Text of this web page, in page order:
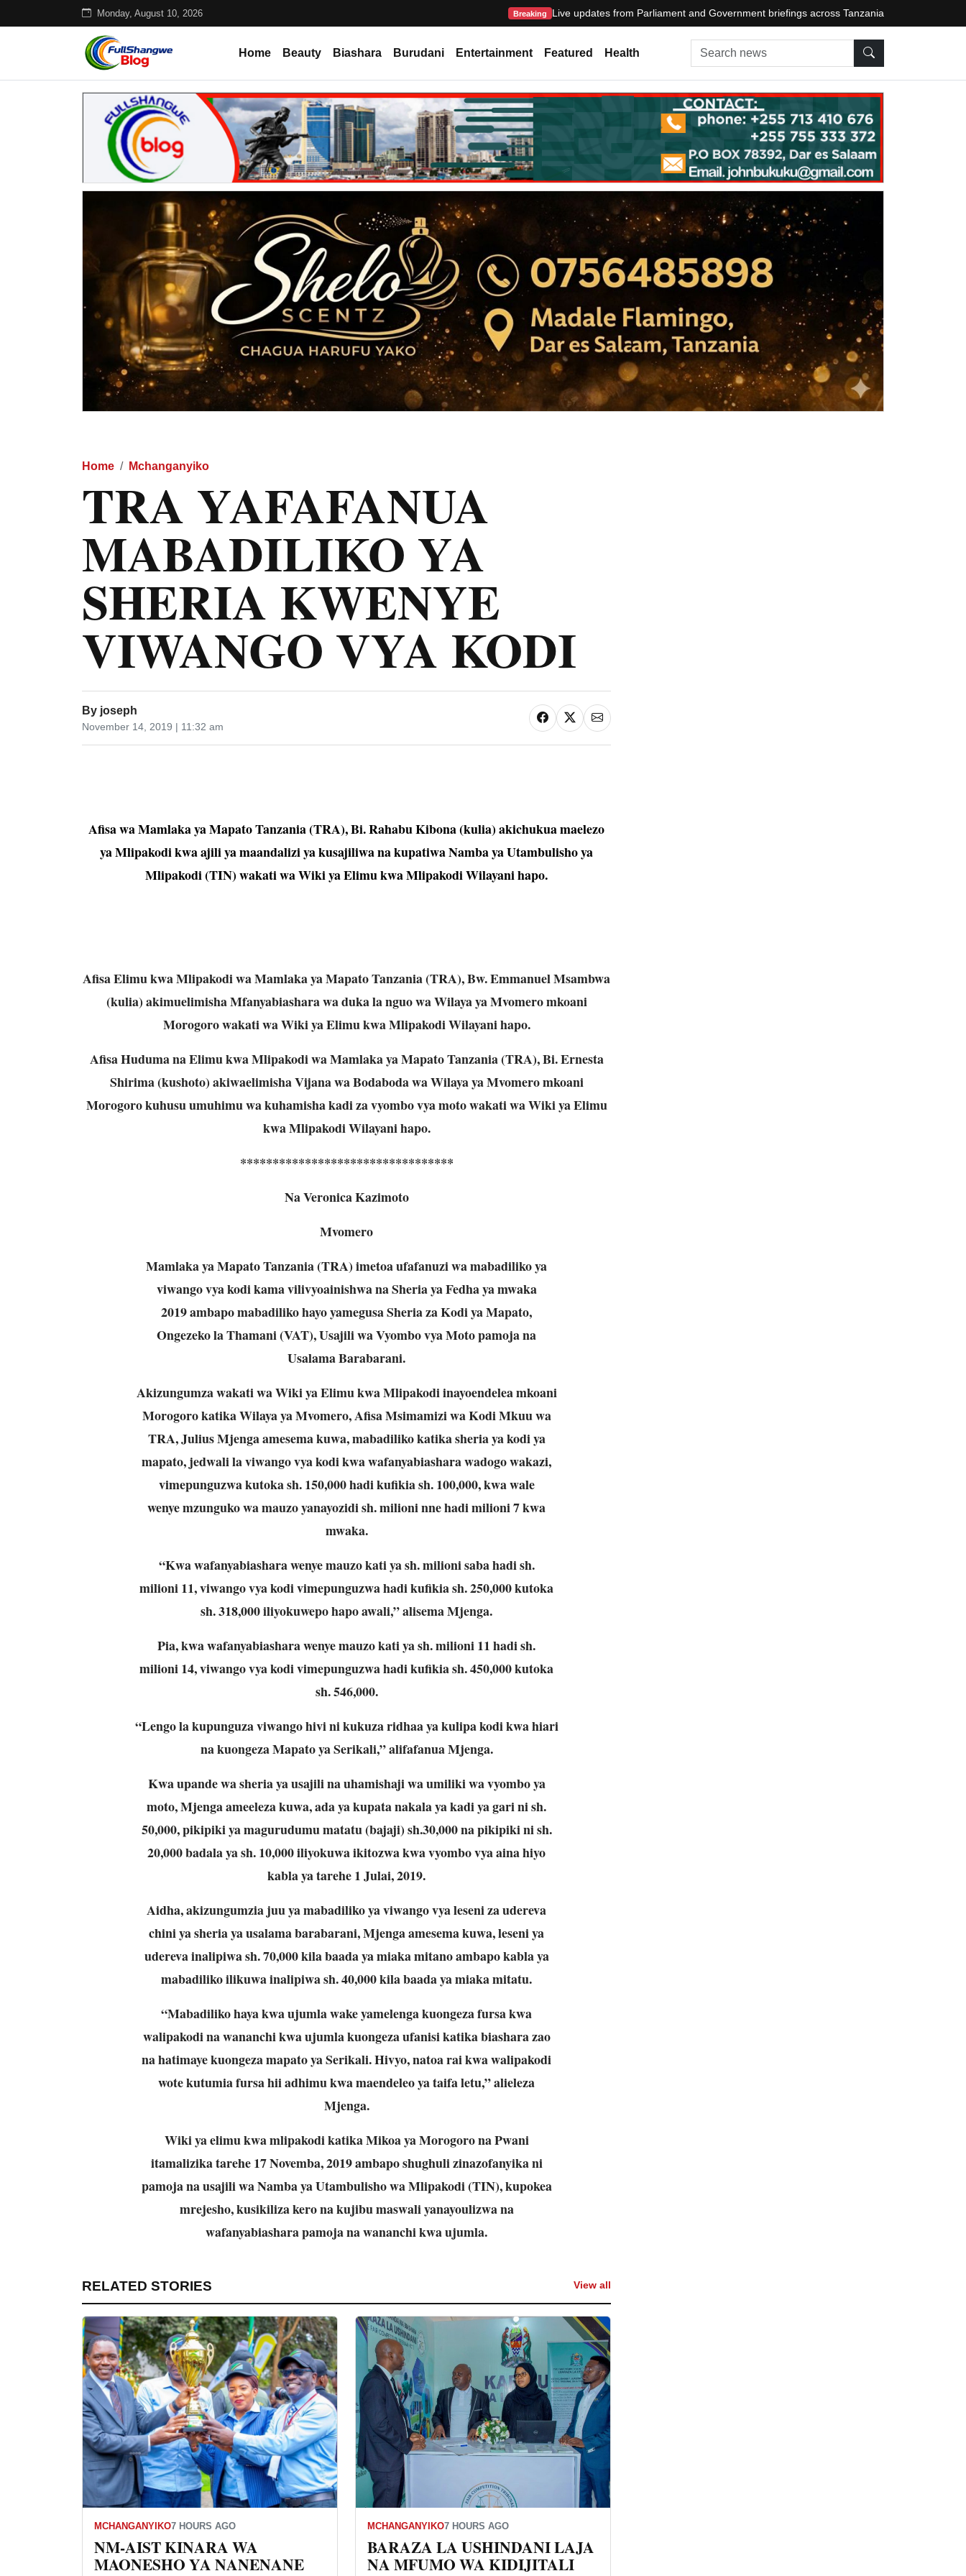
Monday, August 10, 2026 Breaking Live updates from Parliament and Government briefings across Tanzania
Home Beauty Biashara Burudani Entertainment Featured Health Search news
Home Mchanganyiko
TRA YAFAFANUA
MABADILIKO YA
SHERIA KWENYE
VIWANGO VYA KODI
By joseph
November 14, 2019 | 11:32 am
Afisa wa Mamlaka ya Mapato Tanzania (TRA), Bi. Rahabu Kibona (kulia) akichukua maelezo
ya Mlipakodi kwa ajili ya maandalizi ya kusajiliwa na kupatiwa Namba ya Utambulisho ya
Mlipakodi (TIN) wakati wa Wiki ya Elimu kwa Mlipakodi Wilayani hapo.
Afisa Elimu kwa Mlipakodi wa Mamlaka ya Mapato Tanzania (TRA), Bw. Emmanuel Msambwa
(kulia) akimuelimisha Mfanyabiashara wa duka la nguo wa Wilaya ya Mvomero mkoani
Morogoro wakati wa Wiki ya Elimu kwa Mlipakodi Wilayani hapo.
Afisa Huduma na Elimu kwa Mlipakodi wa Mamlaka ya Mapato Tanzania (TRA), Bi. Ernesta
Shirima (kushoto) akiwaelimisha Vijana wa Bodaboda wa Wilaya ya Mvomero mkoani
Morogoro kuhusu umuhimu wa kuhamisha kadi za vyombo vya moto wakati wa Wiki ya Elimu
kwa Mlipakodi Wilayani hapo.
*********************************
Na Veronica Kazimoto
Mvomero
Mamlaka ya Mapato Tanzania (TRA) imetoa ufafanuzi wa mabadiliko ya
viwango vya kodi kama vilivyoainishwa na Sheria ya Fedha ya mwaka
2019 ambapo mabadiliko hayo yamegusa Sheria za Kodi ya Mapato,
Ongezeko la Thamani (VAT), Usajili wa Vyombo vya Moto pamoja na
Usalama Barabarani.
Akizungumza wakati wa Wiki ya Elimu kwa Mlipakodi inayoendelea mkoani
Morogoro katika Wilaya ya Mvomero, Afisa Msimamizi wa Kodi Mkuu wa
TRA, Julius Mjenga amesema kuwa, mabadiliko katika sheria ya kodi ya
mapato, jedwali la viwango vya kodi kwa wafanyabiashara wadogo wakazi,
vimepunguzwa kutoka sh. 150,000 hadi kufikia sh. 100,000, kwa wale
wenye mzunguko wa mauzo yanayozidi sh. milioni nne hadi milioni 7 kwa
mwaka.
“Kwa wafanyabiashara wenye mauzo kati ya sh. milioni saba hadi sh.
milioni 11, viwango vya kodi vimepunguzwa hadi kufikia sh. 250,000 kutoka
sh. 318,000 iliyokuwepo hapo awali,” alisema Mjenga.
Pia, kwa wafanyabiashara wenye mauzo kati ya sh. milioni 11 hadi sh.
milioni 14, viwango vya kodi vimepunguzwa hadi kufikia sh. 450,000 kutoka
sh. 546,000.
“Lengo la kupunguza viwango hivi ni kukuza ridhaa ya kulipa kodi kwa hiari
na kuongeza Mapato ya Serikali,” alifafanua Mjenga.
Kwa upande wa sheria ya usajili na uhamishaji wa umiliki wa vyombo ya
moto, Mjenga ameeleza kuwa, ada ya kupata nakala ya kadi ya gari ni sh.
50,000, pikipiki ya magurudumu matatu (bajaji) sh.30,000 na pikipiki ni sh.
20,000 badala ya sh. 10,000 iliyokuwa ikitozwa kwa vyombo vya aina hiyo
kabla ya tarehe 1 Julai, 2019.
Aidha, akizungumzia juu ya mabadiliko ya viwango vya leseni za udereva
chini ya sheria ya usalama barabarani, Mjenga amesema kuwa, leseni ya
udereva inalipiwa sh. 70,000 kila baada ya miaka mitano ambapo kabla ya
mabadiliko ilikuwa inalipiwa sh. 40,000 kila baada ya miaka mitatu.
“Mabadiliko haya kwa ujumla wake yamelenga kuongeza fursa kwa
walipakodi na wananchi kwa ujumla kuongeza ufanisi katika biashara zao
na hatimaye kuongeza mapato ya Serikali. Hivyo, natoa rai kwa walipakodi
wote kutumia fursa hii adhimu kwa maendeleo ya taifa letu,” alieleza
Mjenga.
Wiki ya elimu kwa mlipakodi katika Mikoa ya Morogoro na Pwani
itamalizika tarehe 17 Novemba, 2019 ambapo shughuli zinazofanyika ni
pamoja na usajili wa Namba ya Utambulisho wa Mlipakodi (TIN), kupokea
mrejesho, kusikiliza kero na kujibu maswali yanayoulizwa na
wafanyabiashara pamoja na wananchi kwa ujumla.
RELATED STORIES View all
MCHANGANYIKO7 HOURS AGO
NM-AIST KINARA WA
MAONESHO YA NANENANE
MCHANGANYIKO7 HOURS AGO
BARAZA LA USHINDANI LAJA
NA MFUMO WA KIDIJITALI